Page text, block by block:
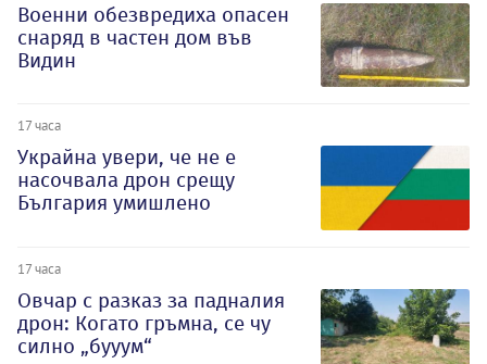
Военни обезвредиха опасен
снаряд в частен дом във
Видин
17 часа
Украйна увери, че не е
насочвала дрон срещу
България умишлено
17 часа
Овчар с разказ за падналия
дрон: Когато гръмна, се чу
силно „бууум“